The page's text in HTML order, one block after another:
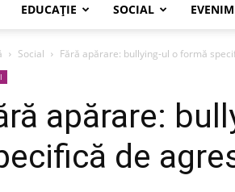
EDUCAȚIE SOCIAL
Social Fără apărare: bullying-ul o formă
apărare:
de